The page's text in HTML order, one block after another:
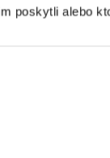
poskytli alebo